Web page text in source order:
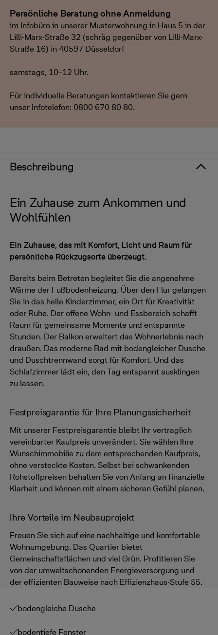
Persönliche Beratung ohne Anmeldung
im Infobüro in unserer Musterwohnung in Haus 5 in der
Lilli-Marx-Straße 32 (schräg gegenüber von Lilli-Marx-
Straße 16) in 40597 Düsseldorf
samstags, 10–12 Uhr.
Für individuelle Beratungen kontaktieren Sie gern
unser Infotelefon: 0800 670 80 80.
Beschreibung
Ein Zuhause zum Ankommen und
Wohlfühlen
Ein Zuhause, das mit Komfort, Licht und Raum für
persönliche Rückzugsorte überzeugt.
Bereits beim Betreten begleitet Sie die angenehme
Wärme der Fußbodenheizung. Über den Flur gelangen
Sie in das helle Kinderzimmer, ein Ort für Kreativität
oder Ruhe. Der offene Wohn- und Essbereich schafft
Raum für gemeinsame Momente und entspannte
Stunden. Der Balkon erweitert das Wohnerlebnis nach
draußen. Das moderne Bad mit bodengleicher Dusche
und Duschtrennwand sorgt für Komfort. Und das
Schlafzimmer lädt ein, den Tag entspannt ausklingen
zu lassen.
Festpreisgarantie für Ihre Planungssicherheit
Mit unserer Festpreisgarantie bleibt Ihr vertraglich
vereinbarter Kaufpreis unverändert. Sie wählen Ihre
Wunschimmobilie zu dem entsprechenden Kaufpreis,
ohne versteckte Kosten. Selbst bei schwankenden
Rohstoffpreisen behalten Sie von Anfang an finanzielle
Klarheit und können mit einem sicheren Gefühl planen.
Ihre Vorteile im Neubauprojekt
Freuen Sie sich auf eine nachhaltige und komfortable
Wohnumgebung. Das Quartier bietet
Gemeinschaftsflächen und viel Grün. Profitieren Sie
von der umweltschonenden Energieversorgung und
der effizienten Bauweise nach Effizienzhaus-Stufe 55.
bodengleiche Dusche
bodentiefe Fenster